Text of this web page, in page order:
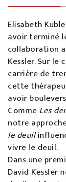
Elisabeth
avoir terminé
collaboration
Kessler. Sur
carrière de
cette
avoir
Comme Les
notre
le deuil
vivre le deuil.
Dans une
David Kessler